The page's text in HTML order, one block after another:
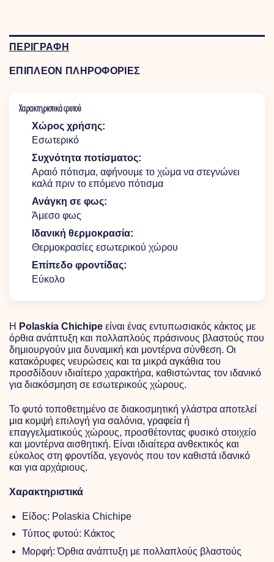
ΠΕΡΙΓΡΑΦΗ
ΕΠΙΠΛΕΟΝ ΠΛΗΡΟΦΟΡΙΕΣ
Χαρακτηριστικά φυτού
Χώρος χρήσης:
Εσωτερικό
Συχνότητα ποτίσματος:
Αραιό πότισμα, αφήνουμε το χώμα να στεγνώνει
καλά πριν το επόμενο πότισμα
Ανάγκη σε φως:
Άμεσο φως
Ιδανική θερμοκρασία:
Θερμοκρασίες εσωτερικού χώρου
Επίπεδο φροντίδας:
Εύκολο
Η Polaskia Chichipe είναι ένας εντυπωσιακός κάκτος με
όρθια ανάπτυξη και πολλαπλούς πράσινους βλαστούς που
δημιουργούν μια δυναμική και μοντέρνα σύνθεση. Οι
κατακόρυφες νευρώσεις και τα μικρά αγκάθια του
προσδίδουν ιδιαίτερο χαρακτήρα, καθιστώντας τον ιδανικό
για διακόσμηση σε εσωτερικούς χώρους.
Το φυτό τοποθετημένο σε διακοσμητική γλάστρα αποτελεί
μια κομψή επιλογή για σαλόνια, γραφεία ή
επαγγελματικούς χώρους, προσθέτοντας φυσικό στοιχείο
και μοντέρνα αισθητική. Είναι ιδιαίτερα ανθεκτικός και
εύκολος στη φροντίδα, γεγονός που τον καθιστά ιδανικό
και για αρχάριους.
Χαρακτηριστικά
Είδος: Polaskia Chichipe
Τύπος φυτού: Κάκτος
Μορφή: Όρθια ανάπτυξη με πολλαπλούς βλαστούς